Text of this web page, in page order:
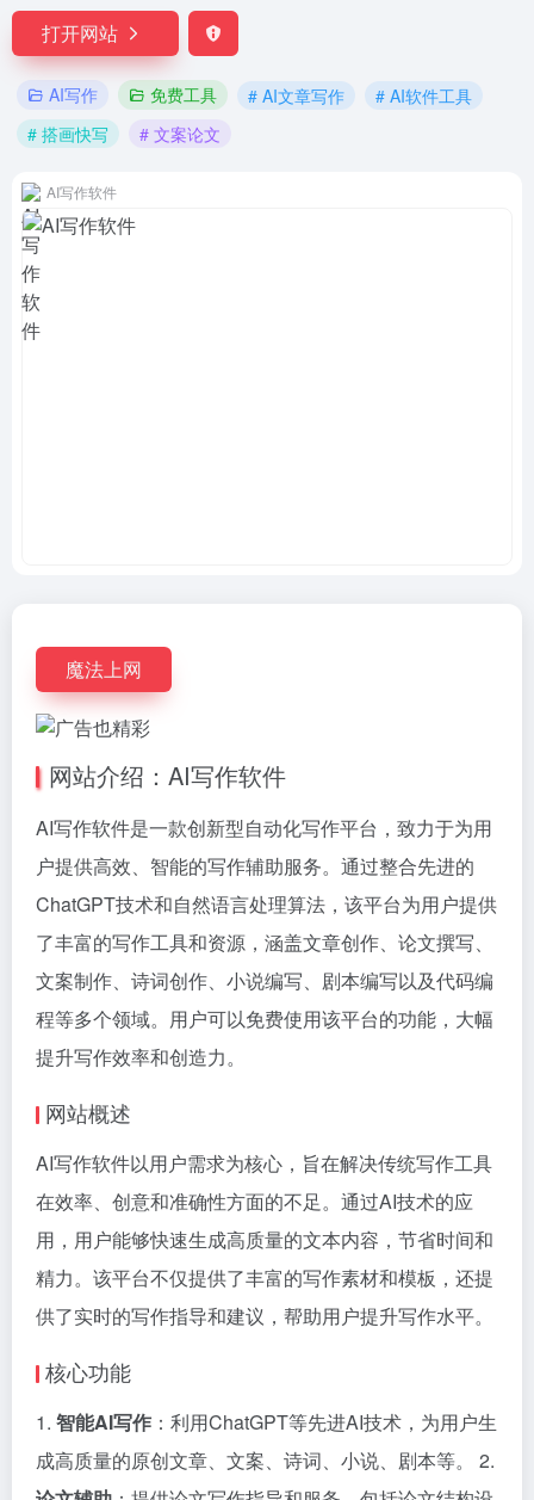
打开网站
AI写作 免费工具 # AI文章写作
# AI软件工具
# 搭画快写
# 文案论文
AI写作软件
魔法上网
网站介绍：AI写作软件
AI写作软件是一款创新型自动化写作平台，致力于为用
户提供高效、智能的写作辅助服务。通过整合先进的
ChatGPT技术和自然语言处理算法，该平台为用户提供
了丰富的写作工具和资源，涵盖文章创作、论文撰写、
文案制作、诗词创作、小说编写、剧本编写以及代码编
程等多个领域。用户可以免费使用该平台的功能，大幅
提升写作效率和创造力。
网站概述
AI写作软件以用户需求为核心，旨在解决传统写作工具
在效率、创意和准确性方面的不足。通过AI技术的应
用，用户能够快速生成高质量的文本内容，节省时间和
精力。该平台不仅提供了丰富的写作素材和模板，还提
供了实时的写作指导和建议，帮助用户提升写作水平。
核心功能
1. 智能AI写作 ：利用ChatGPT等先进AI技术，为用户生
成高质量的原创文章、文案、诗词、小说、剧本等。 2.